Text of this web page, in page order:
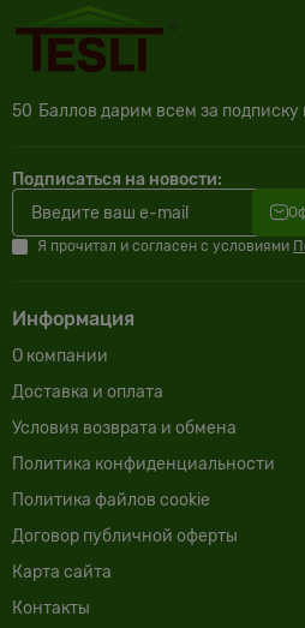
50 Баллов дарим всем за подписку
Подписаться на новости:
Я прочитал и согласен с условиями
Информация
О компании
Доставка и оплата
Условия возврата и обмена
Политика конфиденциальности
Политика файлов cookie
Договор публичной оферты
Карта сайта
Контакты